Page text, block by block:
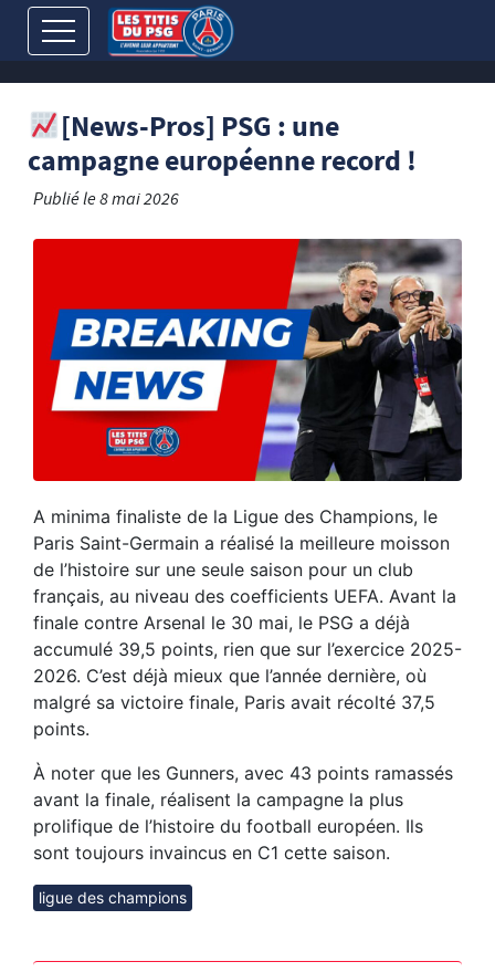
[News-Pros] PSG : une
campagne européenne record !
Publié le8 mai 2026
A minima finaliste de la Ligue des Champions, le
Paris Saint-Germain a réalisé la meilleure moisson
de l’histoire sur une seule saison pour un club
français, au niveau des coefficients UEFA. Avant la
finale contre Arsenal le 30 mai, le PSG a déjà
accumulé 39,5 points, rien que sur l’exercice 2025-
2026. C’est déjà mieux que l’année dernière, où
malgré sa victoire finale, Paris avait récolté 37,5
points.
À noter que les Gunners, avec 43 points ramassés
avant la finale, réalisent la campagne la plus
prolifique de l’histoire du football européen. Ils
sont toujours invaincus en C1 cette saison.
ligue des champions